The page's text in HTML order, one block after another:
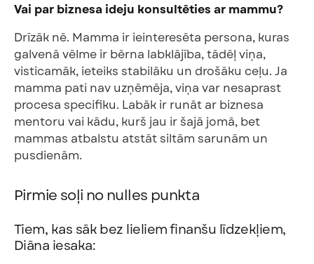
Vai par biznesa ideju konsultēties ar mammu?
Drīzāk nē. Mamma ir ieinteresēta persona, kuras
galvenā vēlme ir bērna labklājība, tādēļ viņa,
visticamāk, ieteiks stabilāku un drošāku ceļu. Ja
mamma pati nav uzņēmēja, viņa var nesaprast
procesa specifiku. Labāk ir runāt ar biznesa
mentoru vai kādu, kurš jau ir šajā jomā, bet
mammas atbalstu atstāt siltām sarunām un
pusdienām.
Pirmie soļi no nulles punkta
Tiem, kas sāk bez lieliem finanšu līdzekļiem,
Diāna iesaka: